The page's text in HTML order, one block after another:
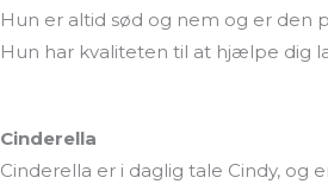
Hun er altid sød og nem og er den
Hun har kvaliteten til at hjælpe dig
Cinderella
Cinderella er i daglig tale Cindy, og